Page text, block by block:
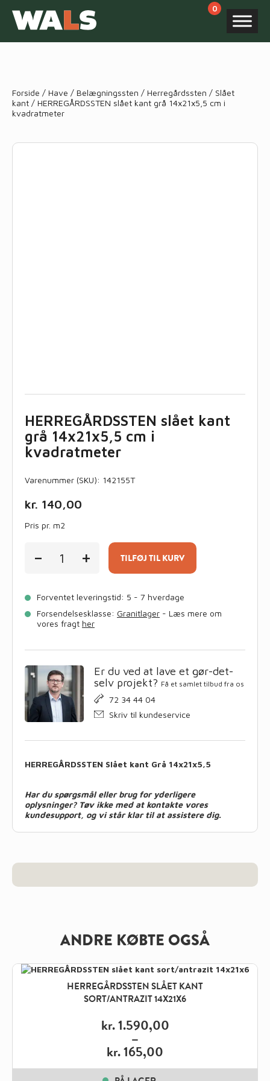
Forside / Have / Belægningssten / Herregårdssten / Slået
kant / HERREGÅRDSSTEN slået kant grå 14x21x5,5 cm i
kvadratmeter
HERREGÅRDSSTEN slået kant
grå 14x21x5,5 cm i
kvadratmeter
Varenummer (SKU): 142155T
kr. 140,00
Pris pr. m2
-
slået
cm
kvadratmeter
antal
+ TILFØJ TIL KURV
Forventet leveringstid: 5 - 7 hverdage
Forsendelsesklasse: Granitlager - Læs mere om
vores fragt her
Er du ved at lave et gør-det-
selv projekt? Få et samlet tilbud fra os
72 34 44 04
Skriv til kundeservice
HERREGÅRDSSTEN Slået kant Grå 14x21x5,5
Har du spørgsmål eller brug for yderligere
oplysninger? Tøv ikke med at kontakte vores
kundesupport, og vi står klar til at assistere dig.
ANDRE KØBTE OGSÅ
HERREGÅRDSSTEN SLÅET KANT
SORT/ANTRAZIT 14X21X6
kr.165,00
–
kr.1.590,00
Price